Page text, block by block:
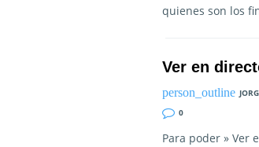
quienes son los
Ver en
0
Para poder » Ver